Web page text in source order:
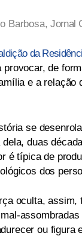
Barbosa,Jornal
da
provocar, de
e a relação
se
dela, duas
é típica de
dos
oculta, assim,
ou figura